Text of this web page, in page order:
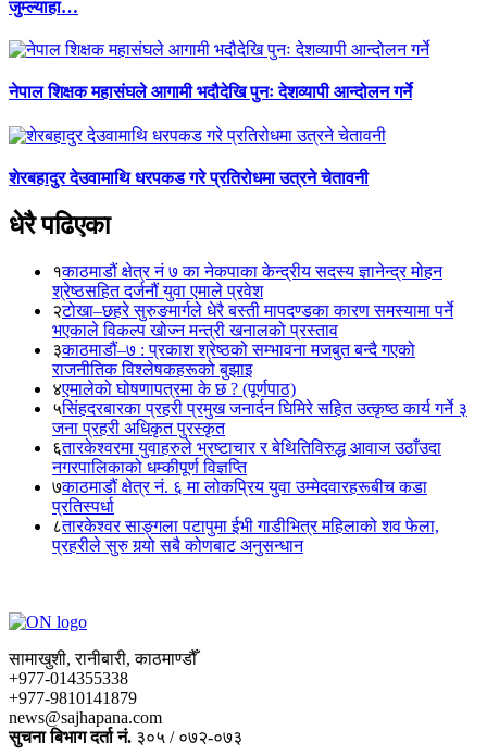
जुम्ल्याहा…
नेपाल शिक्षक महासंघले आगामी भदौदेखि पुनः देशव्यापी आन्दोलन गर्ने
शेरबहादुर देउवामाथि धरपकड गरे प्रतिरोधमा उत्रने चेतावनी
धेरै पढिएका
१काठमाडौं क्षेत्र नं ७ का नेकपाका केन्द्रीय सदस्य ज्ञानेन्द्र मोहन
श्रेष्ठसहित दर्जनौं युवा एमाले प्रवेश
२टोखा–छहरे सुरुङमार्गले धेरै बस्ती मापदण्डका कारण समस्यामा पर्ने
भएकाले विकल्प खोज्न मन्त्री खनालको प्रस्ताव
३काठमाडौं–७ : प्रकाश श्रेष्ठको सम्भावना मजबुत बन्दै गएको
राजनीतिक विश्लेषकहरूको बुझाइ
४एमालेको घोषणापत्रमा के छ ? (पूर्णपाठ)
५सिंहदरबारका प्रहरी प्रमुख जनार्दन घिमिरे सहित उत्कृष्ठ कार्य गर्ने ३
जना प्रहरी अधिकृत पुरस्कृत
६तारकेश्वरमा युवाहरुले भ्रष्टाचार र बेथितिविरुद्ध आवाज उठाँउदा
नगरपालिकाको धम्कीपूर्ण विज्ञप्ति
७काठमाडौं क्षेत्र नं. ६ मा लोकप्रिय युवा उम्मेदवारहरूबीच कडा
प्रतिस्पर्धा
८तारकेश्वर साङ्गला पटापुमा ईभी गाडीभित्र महिलाको शव फेला,
प्रहरीले सुरु गर्‍यो सबै कोणबाट अनुसन्धान
सामाखुशी, रानीबारी, काठमाण्डौँ
+977-014355338
+977-9810141879
news@sajhapana.com
सुचना बिभाग दर्ता नं. ३०५ / ०७२-०७३